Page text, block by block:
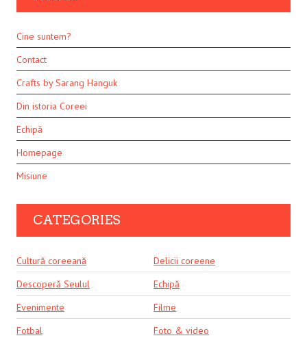
Cine suntem?
Contact
Crafts by Sarang Hanguk
Din istoria Coreei
Echipă
Homepage
Misiune
CATEGORIES
Cultură coreeană
Delicii coreene
Descoperă Seulul
Echipă
Evenimente
Filme
Fotbal
Foto & video